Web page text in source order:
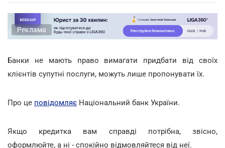
Реклама
Банки не мають право вимагати придбати від своїх
клієнтів супутні послуги, можуть лише пропонувати їх.
Про це повідомляє Національний банк України.
Якщо кредитка вам справді потрібна, звісно,
оформлюйте, а ні - спокійно відмовляйтеся від неї.